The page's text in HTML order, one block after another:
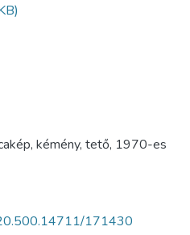
, kémény, tető, 1970-es
171430